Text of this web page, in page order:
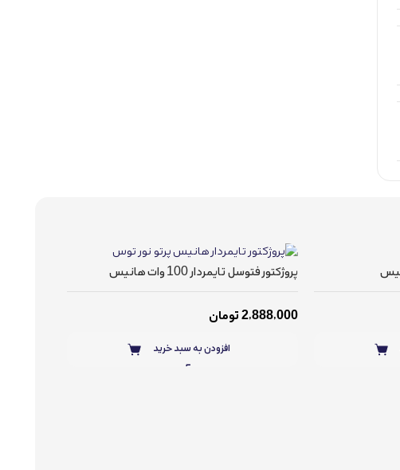
پروژکتور فتوسل تایمردار 100 وات هانیس
2,888,000تومان
افزودن به سبد خرید